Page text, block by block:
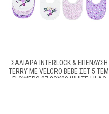
ΣΑΛΙΆΡΑ INTERLOCK & ΕΠΈΝΔΥΣΗ
TERRY ΜΕ VELCRO BEBE ΣΕΤ 5 ΤΕΜ.
FLOWERS 27 30X20 WHITE-LILAC